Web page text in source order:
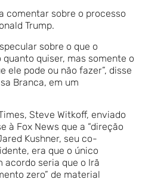
comentar sobre o processo
Trump.
sobre o que o
quiser, mas somente o
ele pode ou não fazer”, disse
Branca, em um
Steve Witkoff, enviado
à Fox News que a “direção
Kushner, seu co-
era que o único
seria que o Irã
zero” de material